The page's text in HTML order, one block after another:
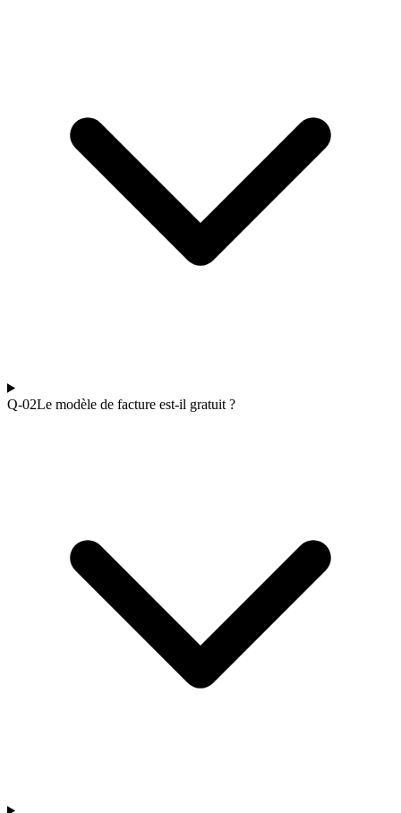
Q-02Le modèle de facture est-il gratuit ?